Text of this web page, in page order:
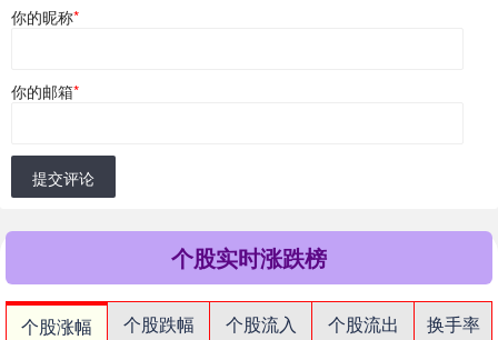
你的昵称*
你的邮箱*
提交评论
个股实时涨跌榜
个股涨幅 个股跌幅 个股流入 个股流出
换手率